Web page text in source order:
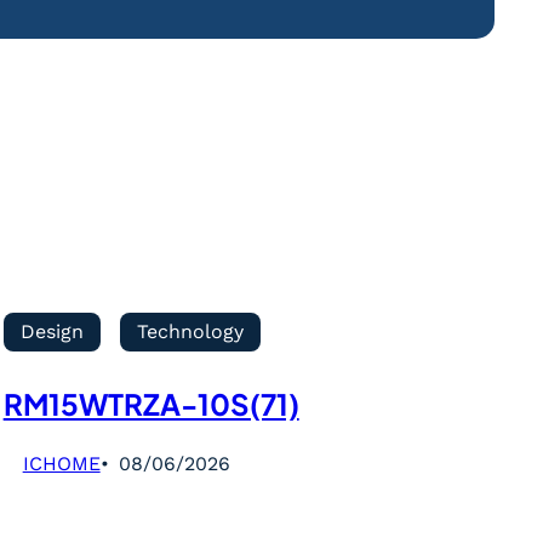
Design Technology
RM15WTRZA-10S(71)
ICHOME 08/06/2026